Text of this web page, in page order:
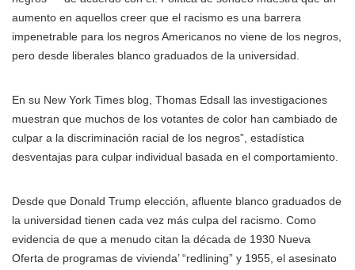
aumento en aquellos creer que el racismo es una barrera
impenetrable para los negros Americanos no viene de los negros,
pero desde liberales blanco graduados de la universidad.
En su New York Times blog, Thomas Edsall las investigaciones
muestran que muchos de los votantes de color han cambiado de
culpar a la discriminación racial de los negros”, estadística
desventajas para culpar individual basada en el comportamiento.
Desde que Donald Trump elección, afluente blanco graduados de
la universidad tienen cada vez más culpa del racismo. Como
evidencia de que a menudo citan la década de 1930 Nueva
Oferta de programas de vivienda’ “redlining” y 1955, el asesinato